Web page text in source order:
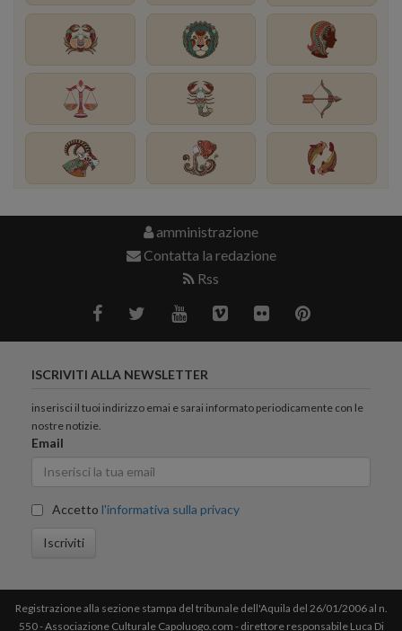
amministrazione
Contatta la redazione
Rss
ISCRIVITI ALLA NEWSLETTER
inserisci il tuoi indirizzo emai e sarai informato periodicamente con le
nostre notizie.
Email
Accetto l'informativa sulla privacy
Iscriviti
Registrazione alla sezione stampa del tribunale dell'Aquila del 26/01/2006 al n.
550 - Associazione Culturale Capoluogo.com - direttore responsabile Luca Di